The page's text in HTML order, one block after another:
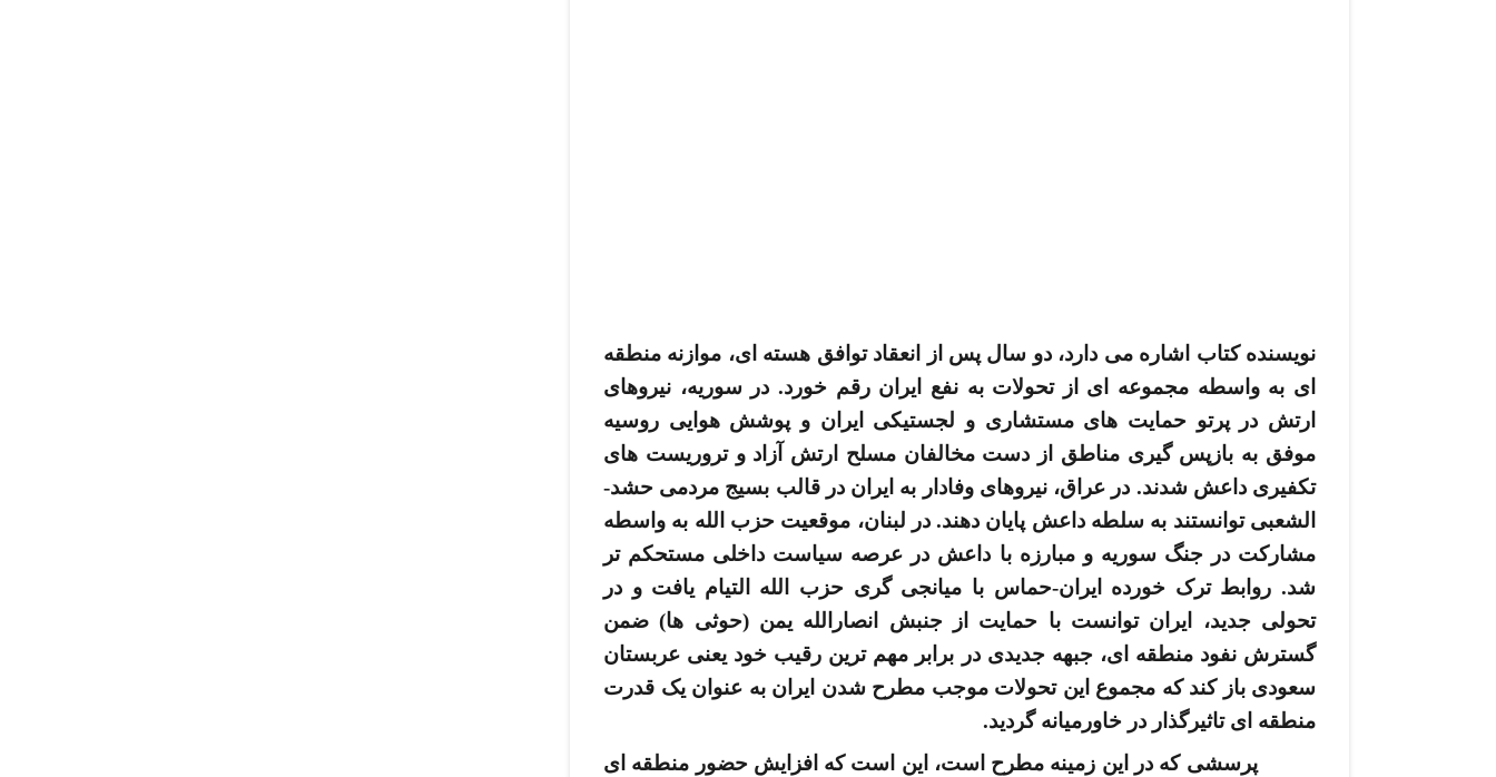
نویسنده کتاب اشاره می­ دارد، دو سال پس از انعقاد توافق هسته ­ای، موازنه منطقه
­ای به واسطه مجموعه ­ای از تحولات به نفع ایران رقم خورد. در سوریه، نیروهای
ارتش در پرتو حمایت­ های مستشاری و لجستیکی ایران و پوشش هوایی روسیه
موفق به بازپس ­گیری مناطق از دست مخالفان مسلح ارتش آزاد و تروریست­ های
تکفیری داعش شدند. در عراق، نیروهای وفادار به ایران در قالب بسیج مردمی حشد­
الشعبی توانستند به سلطه داعش پایان دهند. در لبنان، موقعیت حزب­ الله به واسطه
مشارکت در جنگ سوریه و مبارزه با داعش در عرصه سیاست داخلی مستحکم­ تر
شد. روابط ترک خورده ایران-حماس با میانجی­ گری حزب­ الله التیام یافت و در
تحولی جدید، ایران توانست با حمایت از جنبش انصارالله یمن (حوثی­ ها) ضمن
گسترش نفود منطقه ­ای، جبهه جدیدی در برابر مهم ­ترین رقیب خود یعنی عربستان
سعودی باز کند که مجموع این تحولات موجب مطرح شدن ایران به عنوان یک قدرت
منطقه ­ای تاثیرگذار در خاورمیانه گردید.
پرسشی که در این زمینه مطرح است، این است که افزایش حضور منطقه ­ای